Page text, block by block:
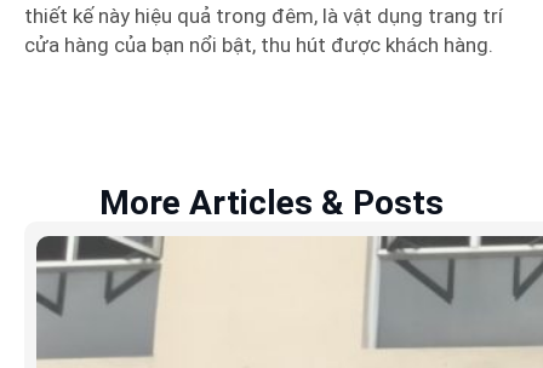
thiết kế này hiệu quả trong đêm, là vật dụng trang trí
cửa hàng của bạn nổi bật, thu hút được khách hàng.
More Articles & Posts